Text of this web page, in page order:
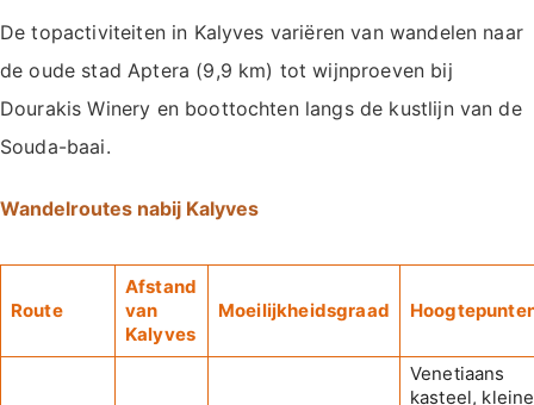
De topactiviteiten in Kalyves variëren van wandelen naar
de oude stad Aptera (9,9 km) tot wijnproeven bij
Dourakis Winery en boottochten langs de kustlijn van de
Souda-baai.
Wandelroutes nabij Kalyves
Route
Afstand
van
Kalyves
Moeilijkheidsgraad
Venetiaans
kasteel, kleine